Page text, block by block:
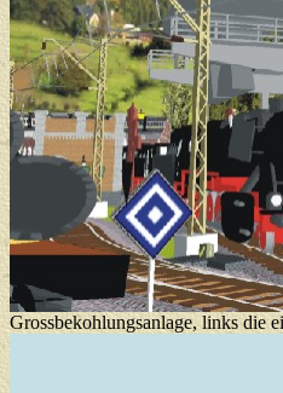
Grossbekohlungsanlage, links die